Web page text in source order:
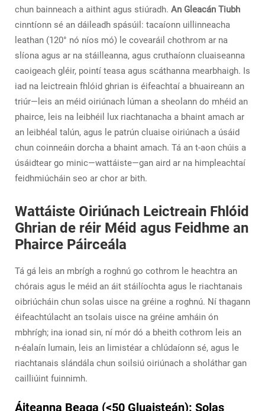
chun bainneach a aithint agus stiúradh. An Gleacán Tiubh
cinntíonn sé an dáileadh spásúil: tacaíonn uillinneacha
leathan (120° nó níos mó) le covearáil chothrom ar na
slíona agus ar na stáilleanna, agus cruthaíonn cluaiseanna
caoigeach gléir, pointí teasa agus scáthanna mearbhaigh. Is
iad na leictreain fhlóid ghrian is éifeachtaí a bhuaireann an
triúr—leis an méid oiriúnach lúman a sheolann do mhéid an
phairce, leis na leibhéil lux riachtanacha a bhaint amach ar
an leibhéal talún, agus le patrún cluaise oiriúnach a úsáid
chun coinneáin dorcha a bhaint amach. Tá an t-aon chúis a
úsáidtear go minic—wattáiste—gan aird ar na himpleachtaí
feidhmiúcháin seo ar chor ar bith.
Wattáiste Oiriúnach Leictreain Fhlóid
Ghrian de réir Méid agus Feidhme an
Phairce Páirceála
Tá gá leis an mbrígh a roghnú go cothrom le heachtra an
chórais agus le méid an áit stáilíochta agus le riachtanais
oibriúcháin chun solas uisce na gréine a roghnú. Ní thagann
éifeachtúlacht an tsolais uisce na gréine amháin ón
mbhrígh; ina ionad sin, ní mór dó a bheith cothrom leis an
n-éalaín lumain, leis an limistéar a chlúdaíonn sé, agus le
riachtanais slándála chun soilsiú oiriúnach a sholáthar gan
cailliúint fuinnimh.
Áiteanna Beaga (<50 Gluaisteán): Solas